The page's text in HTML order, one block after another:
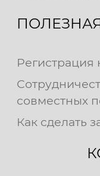
Регистрация
совместных
Как сделать